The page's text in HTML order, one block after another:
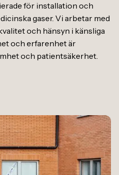
för installation och
gaser. Vi arbetar med
och hänsyn i känsliga
och erfarenhet är
och patientsäkerhet.